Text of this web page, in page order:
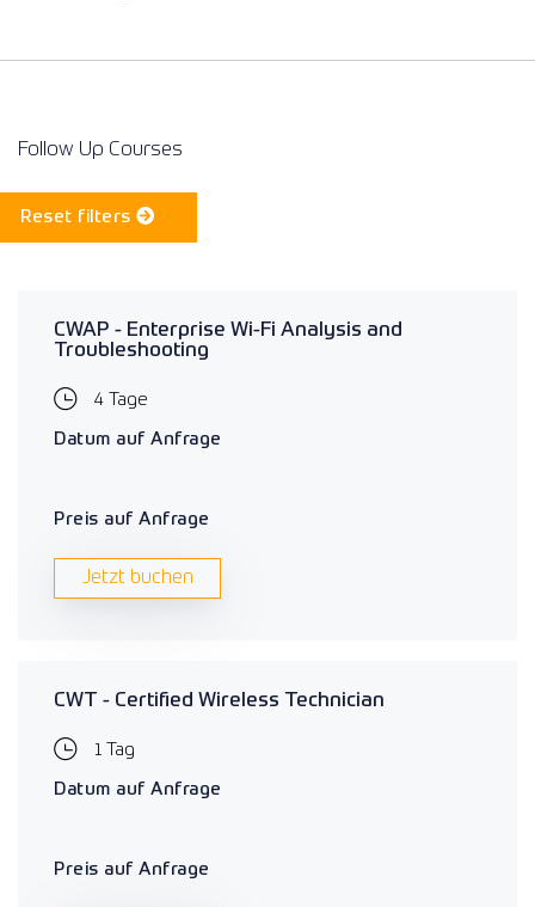
Follow Up Courses
Reset filters
CWAP - Enterprise Wi-Fi Analysis and
Troubleshooting
4 Tage
Datum auf Anfrage
Preis auf Anfrage
Jetzt buchen
CWT - Certified Wireless Technician
1 Tag
Datum auf Anfrage
Preis auf Anfrage